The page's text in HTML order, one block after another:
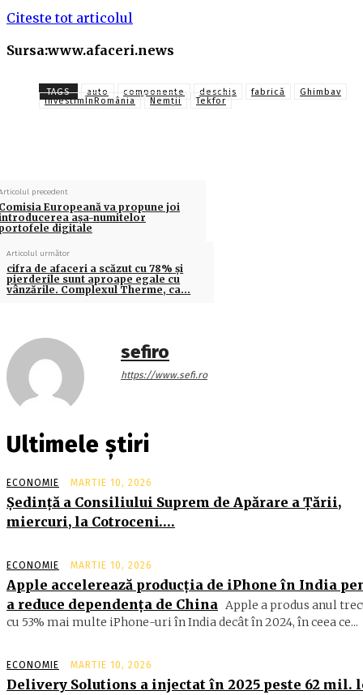
Citeste tot articolul
Sursa:www.afaceri.news
TAGS auto componente deschis fabrică
Ghimbav
InvestimÎnRomânia
Nemții Tekfor
precedent
Europeană va propune joi
aşa-numitelor
digitale
Articolul următor
cifra de afaceri a scăzut cu 78% şi
pierderile sunt aproape egale cu
vânzările. Complexul Therme, ca…
sefiro
https://www.sefi.ro
Ultimele știri
ECONOMIE MARTIE 10, 2026
Şedinţă a Consiliului Suprem de Apărare a Ţării,
miercuri, la Cotroceni….
ECONOMIE MARTIE 10, 2026
Apple accelerează producția de iPhone în India
a reduce dependența de China Apple a produs anul
cu 53% mai multe iPhone-uri în India decât în 2024, în ceea ce...
ECONOMIE MARTIE 10, 2026
Delivery Solutions a injectat în 2025 peste 62 mil.